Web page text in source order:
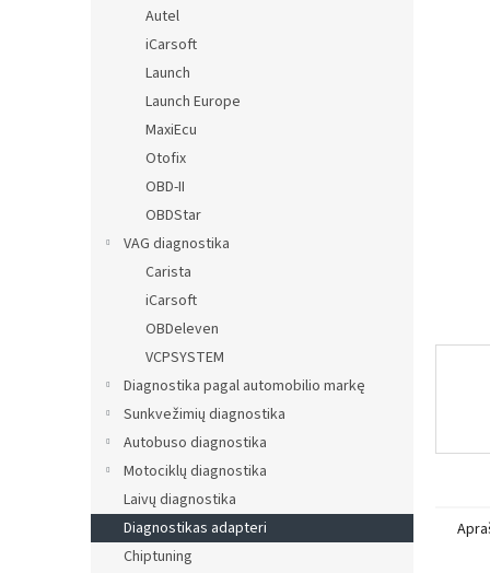
Autel
iCarsoft
Launch
Launch Europe
MaxiEcu
Otofix
OBD-II
OBDStar
VAG diagnostika
Carista
iCarsoft
OBDeleven
VCPSYSTEM
Diagnostika pagal automobilio markę
Sunkvežimių diagnostika
Autobuso diagnostika
Motociklų diagnostika
Laivų diagnostika
Diagnostikas adapteri
Chiptuning